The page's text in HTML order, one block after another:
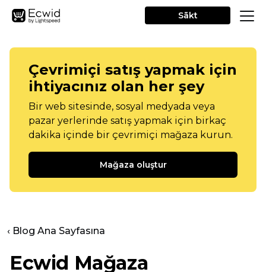
Sākt
Çevrimiçi satış yapmak için
ihtiyacınız olan her şey
Bir web sitesinde, sosyal medyada veya
pazar yerlerinde satış yapmak için birkaç
dakika içinde bir çevrimiçi mağaza kurun.
Mağaza oluştur
‹ Blog Ana Sayfasına
Ecwid Mağaza